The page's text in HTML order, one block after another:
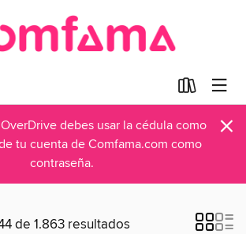
debes usar la cédula como
tu cuenta de Comfama.com como
contraseña.
×
de 1.863 resultados